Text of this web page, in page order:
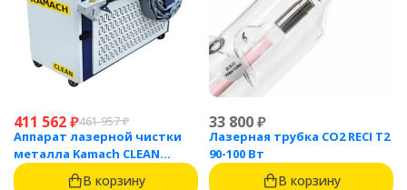
411 562₽461 957₽
Аппарат лазерной чистки
металла Kamach CLEAN
1500BW
В корзину
33 800₽
Лазерная трубка CO2 RECI T2
90-100 Вт
В корзину